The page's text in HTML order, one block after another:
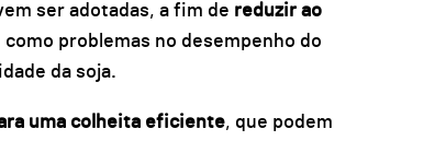
ser adotadas, a fim de reduzir ao
problemas no desempenho do
da soja.
uma colheita eficiente, que podem